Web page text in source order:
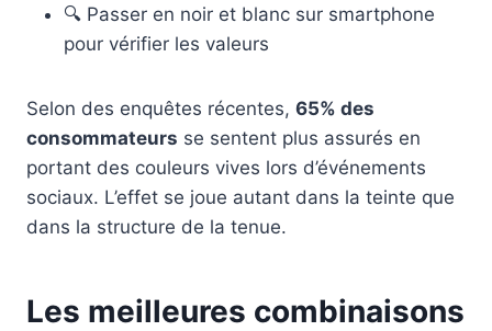
🔍 Passer en noir et blanc sur smartphone
pour vérifier les valeurs
Selon des enquêtes récentes, 65% des
consommateurs se sentent plus assurés en
portant des couleurs vives lors d’événements
sociaux. L’effet se joue autant dans la teinte que
dans la structure de la tenue.
Les meilleures combinaisons